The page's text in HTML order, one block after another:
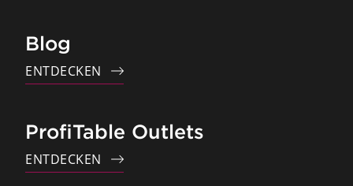
Blog
ENTDECKEN
ProfiTable Outlets
ENTDECKEN